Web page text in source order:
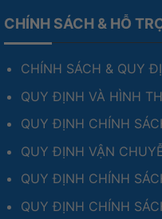
CHÍNH SÁCH & HỖ
CHÍNH SÁCH & QUY
QUY ĐỊNH VÀ HÌNH
QUY ĐỊNH CHÍNH
QUY ĐỊNH VẬN
QUY ĐỊNH CHÍNH
QUY ĐỊNH CHÍNH